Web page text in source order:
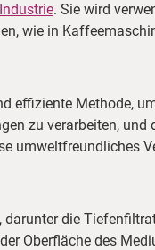
. Sie wird
wie in
effiziente Methode,
zu verarbeiten,
umweltfreundliches
die
Oberfläche des